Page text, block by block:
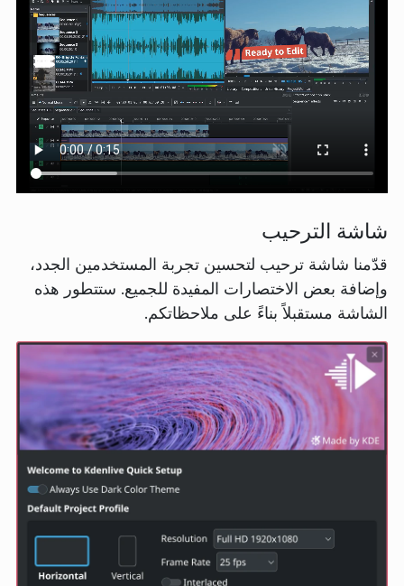
شاشة الترحيب
قدّمنا شاشة ترحيب لتحسين تجربة المستخدمين الجدد،
وإضافة بعض الاختصارات المفيدة للجميع. ستتطور هذه
الشاشة مستقبلاً بناءً على ملاحظاتكم.